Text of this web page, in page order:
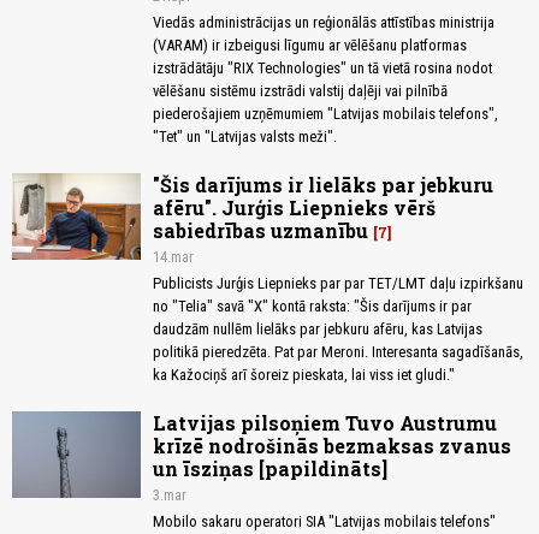
Viedās administrācijas un reģionālās attīstības ministrija
(VARAM) ir izbeigusi līgumu ar vēlēšanu platformas
izstrādātāju "RIX Technologies" un tā vietā rosina nodot
vēlēšanu sistēmu izstrādi valstij daļēji vai pilnībā
piederošajiem uzņēmumiem "Latvijas mobilais telefons",
"Tet" un "Latvijas valsts meži".
"Šis darījums ir lielāks par jebkuru
afēru". Jurģis Liepnieks vērš
sabiedrības uzmanību 7
14.mar
Publicists Jurģis Liepnieks par par TET/LMT daļu izpirkšanu
no "Telia" savā "X" kontā raksta: "Šis darījums ir par
daudzām nullēm lielāks par jebkuru afēru, kas Latvijas
politikā pieredzēta. Pat par Meroni. Interesanta sagadīšanās,
ka Kažociņš arī šoreiz pieskata, lai viss iet gludi."
Latvijas pilsoņiem Tuvo Austrumu
krīzē nodrošinās bezmaksas zvanus
un īsziņas [papildināts]
3.mar
Mobilo sakaru operatori SIA "Latvijas mobilais telefons"